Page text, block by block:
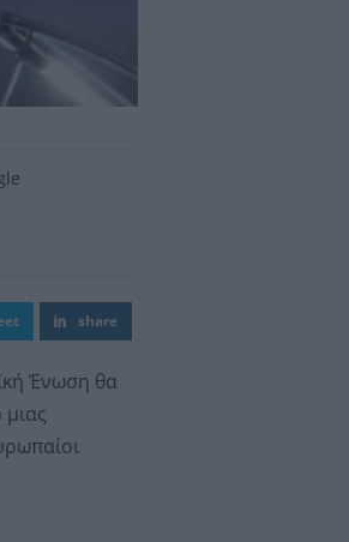
share
Ένωση θα